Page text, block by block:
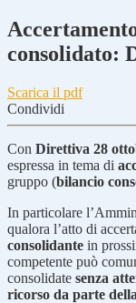
consolidato:
Scarica il pdf
Condividi
Con Direttiva 28
espressa in tema di
gruppo (bilancio
In particolare
qualora l’atto di
consolidante in
competente può
consolidate senza
ricorso da parte